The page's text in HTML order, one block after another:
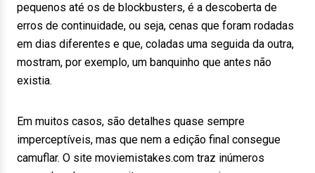
pequenos até os de blockbusters, é a descoberta de
erros de continuidade, ou seja, cenas que foram rodadas
em dias diferentes e que, coladas uma seguida da outra,
mostram, por exemplo, um banquinho que antes não
existia.
Em muitos casos, são detalhes quase sempre
imperceptíveis, mas que nem a edição final consegue
camuflar. O site moviemistakes.com traz inúmeros